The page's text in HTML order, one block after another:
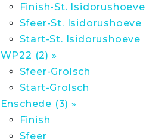
Finish-St. Isidorushoeve
Sfeer-St. Isidorushoeve
Start-St. Isidorushoeve
WP22 (2) »
Sfeer-Grolsch
Start-Grolsch
Enschede (3) »
Finish
Sfeer